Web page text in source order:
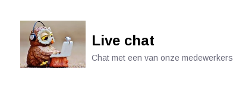
Live chat
Chat met een van onze medewerkers